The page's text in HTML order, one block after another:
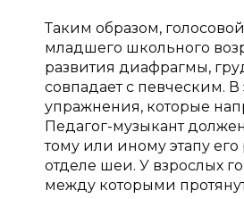
Таким образом,
младшего школьного
развития диафрагмы,
совпадает с певческим.
упражнения, которые
Педагог-музыкант
тому или иному этапу
отделе шеи. У взрослых
между которыми